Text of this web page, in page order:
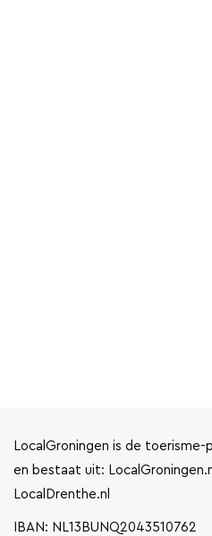
LocalGroningen is de
en bestaat uit:
LocalDrenthe.nl
IBAN: NL13BUNQ2043510762